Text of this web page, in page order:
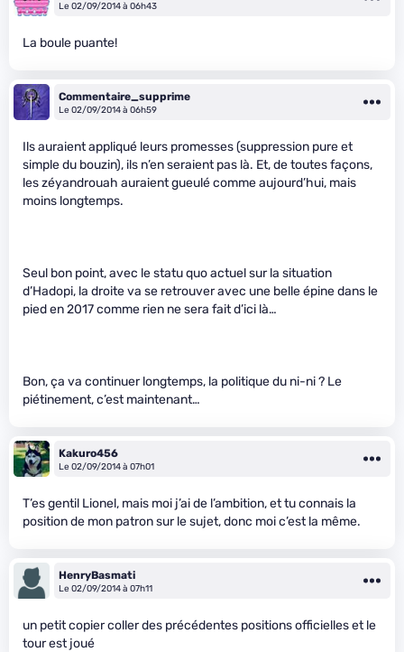
Le 02/09/2014 à 06h43
La boule puante!
Commentaire_supprime
Le 02/09/2014 à 06h59
Ils auraient appliqué leurs promesses (suppression pure et
simple du bouzin), ils n’en seraient pas là. Et, de toutes façons,
les zéyandrouah auraient gueulé comme aujourd’hui, mais
moins longtemps.
Seul bon point, avec le statu quo actuel sur la situation
d’Hadopi, la droite va se retrouver avec une belle épine dans le
pied en 2017 comme rien ne sera fait d’ici là…
Bon, ça va continuer longtemps, la politique du ni-ni ? Le
piétinement, c’est maintenant…
Kakuro456
Le 02/09/2014 à 07h01
T’es gentil Lionel, mais moi j’ai de l’ambition, et tu connais la
position de mon patron sur le sujet, donc moi c’est la même.
HenryBasmati
Le 02/09/2014 à 07h11
un petit copier coller des précédentes positions officielles et le
tour est joué